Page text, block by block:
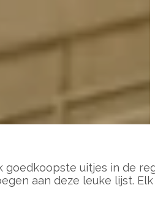
goedkoopste uitjes in de
aan deze leuke lijst.